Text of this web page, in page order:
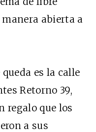
abierta a
es la calle
Retorno 39,
regalo que los
a sus